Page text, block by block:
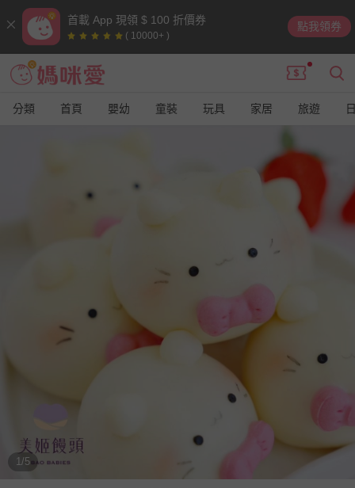
首載 App 現領 $ 100 折價券
( 10000+ )
點我領券
分類 首頁 嬰幼 童裝 玩具 家居 旅遊
1/5